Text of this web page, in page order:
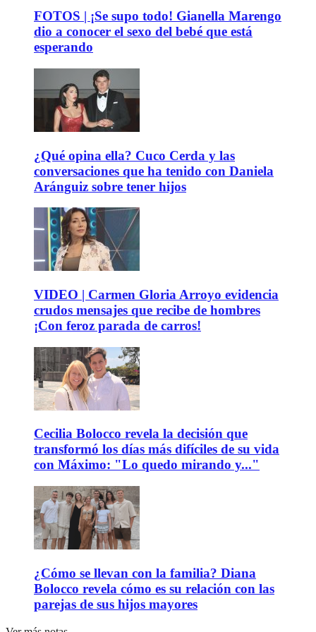
FOTOS | ¡Se supo todo! Gianella Marengo
dio a conocer el sexo del bebé que está
esperando
¿Qué opina ella? Cuco Cerda y las
conversaciones que ha tenido con Daniela
Aránguiz sobre tener hijos
VIDEO | Carmen Gloria Arroyo evidencia
crudos mensajes que recibe de hombres
¡Con feroz parada de carros!
Cecilia Bolocco revela la decisión que
transformó los días más difíciles de su vida
con Máximo: "Lo quedo mirando y..."
¿Cómo se llevan con la familia? Diana
Bolocco revela cómo es su relación con las
parejas de sus hijos mayores